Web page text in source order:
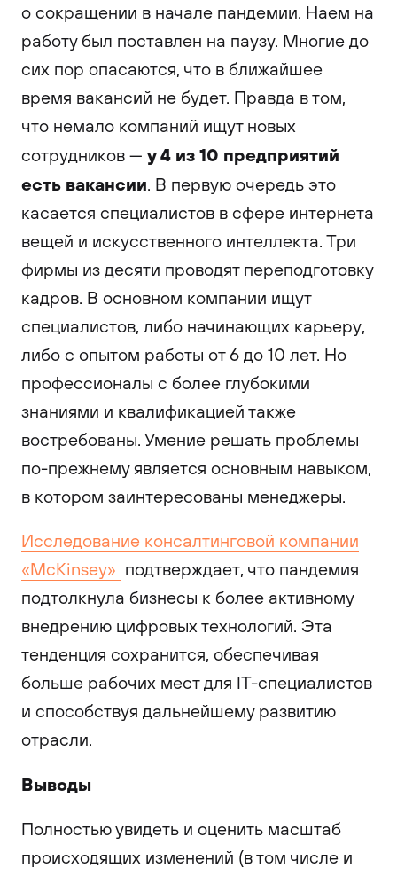
о сокращении в начале пандемии. Наем на
работу был поставлен на паузу. Многие до
сих пор опасаются, что в ближайшее
время вакансий не будет. Правда в том,
что немало компаний ищут новых
сотрудников — у 4 из 10 предприятий
есть вакансии. В первую очередь это
касается специалистов в сфере интернета
вещей и искусственного интеллекта. Три
фирмы из десяти проводят переподготовку
кадров. В основном компании ищут
специалистов, либо начинающих карьеру,
либо с опытом работы от 6 до 10 лет. Но
профессионалы с более глубокими
знаниями и квалификацией также
востребованы. Умение решать проблемы
по-прежнему является основным навыком,
в котором заинтересованы менеджеры.
Исследование консалтинговой компании
«McKinsey» подтверждает, что пандемия
подтолкнула бизнесы к более активному
внедрению цифровых технологий. Эта
тенденция сохранится, обеспечивая
больше рабочих мест для IT-специалистов
и способствуя дальнейшему развитию
отрасли.
Выводы
Полностью увидеть и оценить масштаб
происходящих изменений (в том числе и